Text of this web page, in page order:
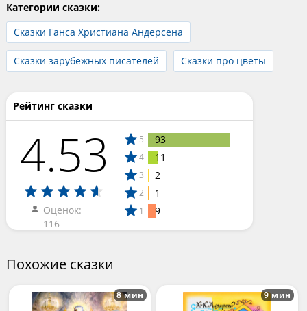
Категории сказки:
Сказки Ганса Христиана Андерсена
Сказки зарубежных писателей Сказки про цветы
Рейтинг сказки
4.53
Оценок:
116
5 93
4 11
3 2
2 1
1 9
Похожие сказки
8 мин 9 мин